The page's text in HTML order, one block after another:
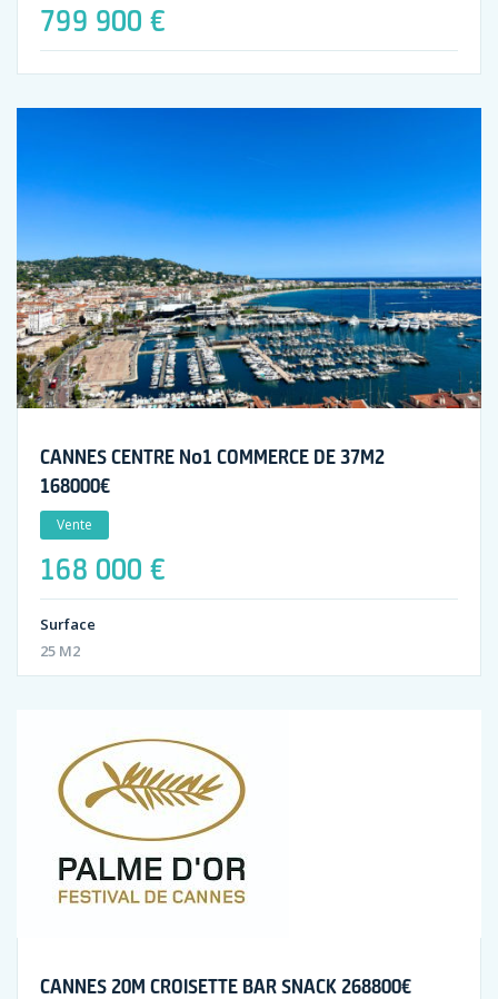
799 900 €
CANNES CENTRE No1 COMMERCE DE 37M2
168000€
Vente
168 000 €
Surface
25 M2
CANNES 20M CROISETTE BAR SNACK 268800€